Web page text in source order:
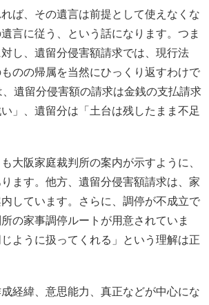
ば、その遺言は前提として使えなくな
言に従う、という話になります。つま
し、遺留分侵害額請求では、現行法
のの帰属を当然にひっくり返すわけで
遺留分侵害額の請求は金銭の支払請求
」、遺留分は「土台は残したまま不足
大阪家庭裁判所の案内が示すように、
ます。他方、遺留分侵害額請求は、家
しています。さらに、調停が不成立で
の家事調停ルートが用意されていま
ように扱ってくれる」という理解は正
経緯、意思能力、真正などが中心にな